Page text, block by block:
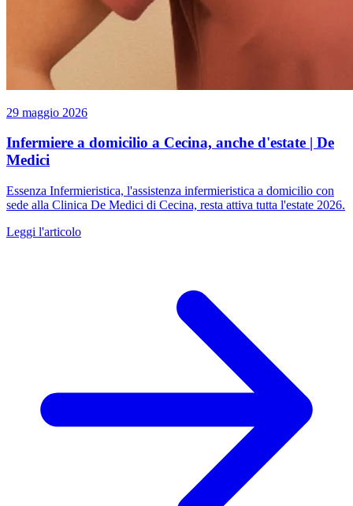
29 maggio 2026
Infermiere a domicilio a Cecina, anche d'estate | De
Medici
Essenza Infermieristica, l'assistenza infermieristica a domicilio con
sede alla Clinica De Medici di Cecina, resta attiva tutta l'estate 2026.
Leggi l'articolo